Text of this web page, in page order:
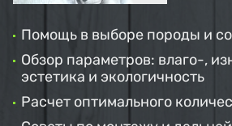
Помощь в выборе породы и
Обзор параметров: влаго-,
эстетика и экологичность
Расчет оптимального